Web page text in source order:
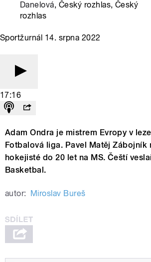
Danelová, Český rozhlas, Český
rozhlas
Sportžurnál 14. srpna 2022
17:16
Adam Ondra je mistrem Evropy v
Fotbalová liga. Pavel Matěj Zábojník
hokejisté do 20 let na MS. Čeští
Basketbal.
autor: Miroslav Bureš